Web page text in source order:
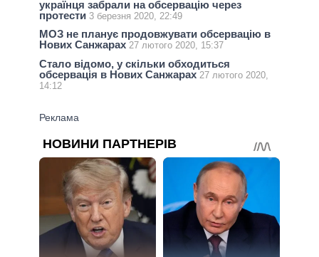
українця забрали на обсервацію через
протести 3 березня 2020, 22:49
МОЗ не планує продовжувати обсервацію в
Нових Санжарах 27 лютого 2020, 15:37
Стало відомо, у скільки обходиться
обсервація в Нових Санжарах 27 лютого 2020,
14:12